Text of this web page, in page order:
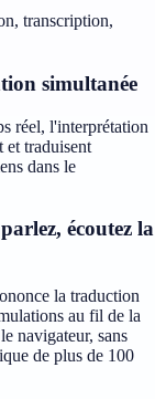
transcription,
simultanée
réel, l'interprétation
et traduisent
dans le
écoutez la
la traduction
au fil de la
navigateur, sans
de plus de 100